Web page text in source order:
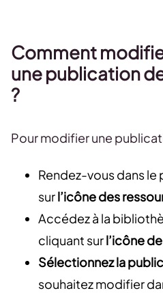
Comment
une publication
?
Pour modifier une
Rendez-vous dans
surl’icône des
Accédez à la
cliquant surl’icône
Sélectionnez la
souhaitez modifier